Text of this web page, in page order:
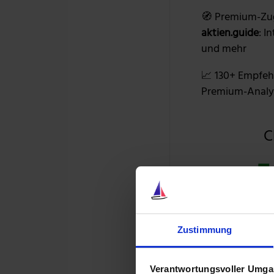
Zustimmung
Verantwortungsvoller
🧭 Premium-
aktien.guide:
und mehr
📈 130+
Premium-
39 %